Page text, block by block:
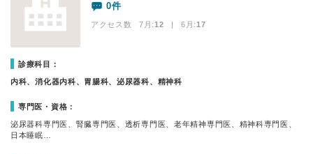
0件
アクセス数 7月:12 | 6月:17
診療科目：
内科、消化器内科、胃腸科、泌尿器科、精神科
専門医・資格：
泌尿器科専門医、腎臓専門医、透析専門医、老年精神専門医、精神科専門医、
日本睡眠…